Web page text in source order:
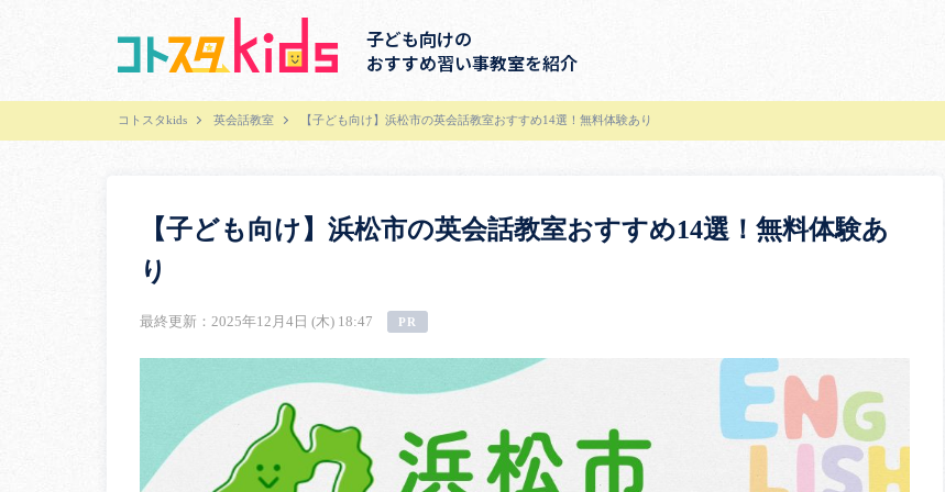
子ども向けの
おすすめ習い事教室を紹介
コトスタkids 英会話教室 【子ども向け】浜松市の英会話教室おすすめ14選！無料体験あり
【子ども向け】浜松市の英会話教室おすすめ14選！無料体験あ
り
最終更新：2025年12月4日 (木) 18:47 PR